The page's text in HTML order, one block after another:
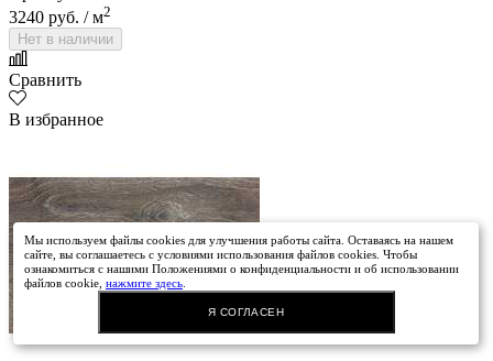
3240 руб. / м2
Нет в наличии
Сравнить
В избранное
Мы используем файлы cookies для улучшения работы сайта. Оставаясь на нашем
сайте, вы соглашаетесь с условиями использования файлов cookies. Чтобы
ознакомиться с нашими Положениями о конфиденциальности и об использовании
файлов cookie,нажмите здесь
Я СОГЛАСЕН